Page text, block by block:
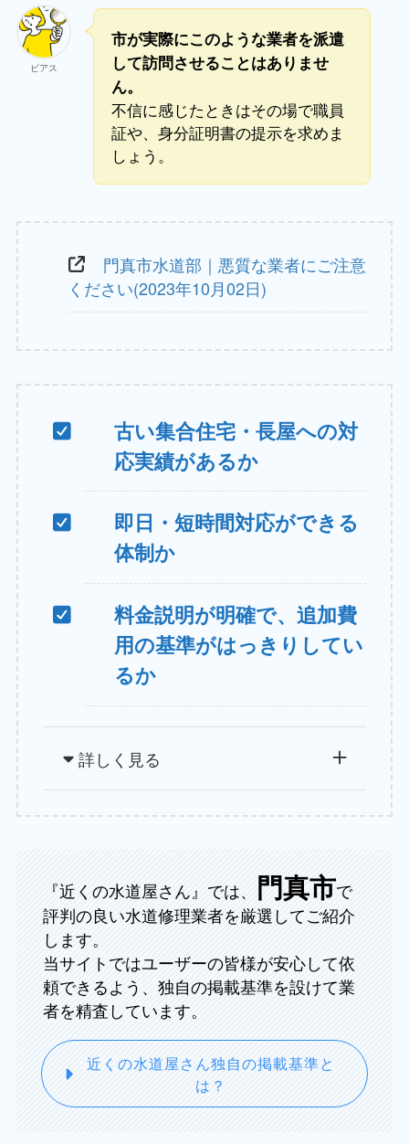
ビアス
市が実際にこのような業者を派遣
して訪問させることはありませ
ん。
不信に感じたときはその場で職員
証や、身分証明書の提示を求めま
しょう。
門真市水道部｜悪質な業者にご注意
ください(2023年10月02日)
古い集合住宅・長屋への対
応実績があるか
即日・短時間対応ができる
体制か
料金説明が明確で、追加費
用の基準がはっきりしてい
るか
詳しく見る
『近くの水道屋さん』では、 門真市で
評判の良い水道修理業者を厳選してご紹介
します。
当サイトではユーザーの皆様が安心して依
頼できるよう、独自の掲載基準を設けて業
者を精査しています。
近くの水道屋さん独自の掲載基準と
は？